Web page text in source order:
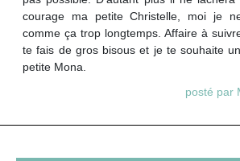
courage ma petite Christelle, moi je
comme ça trop longtemps. Affaire à
te fais de gros bisous et je te souhaite
petite Mona.
posté par